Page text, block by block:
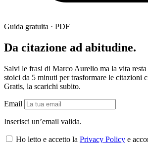
Guida gratuita · PDF
Da citazione ad abitudine.
Salvi le frasi di Marco Aurelio ma la vita resta
stoici da 5 minuti per trasformare le citazioni
Gratis, la scarichi subito.
Email
Inserisci un’email valida.
Ho letto e accetto la Privacy Policy e